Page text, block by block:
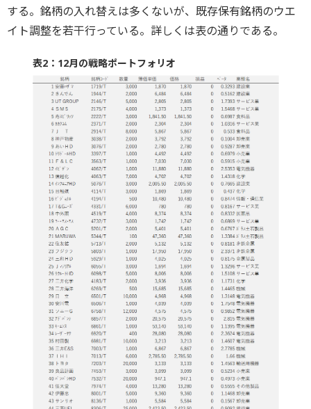
する。銘柄の入れ替えは多くないが、既存保有銘柄のウエ
イト調整を若干行っている。詳しくは表の通りである。
表2：12月の戦略ポートフォリオ